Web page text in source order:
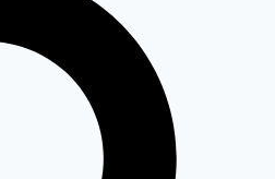
की आत्मा, पहचान और गौरव
case में पूर्व CM भूपेंद्र हुड्डा
का झटका, अब CBI की स्पेशल
Relief to farmers :